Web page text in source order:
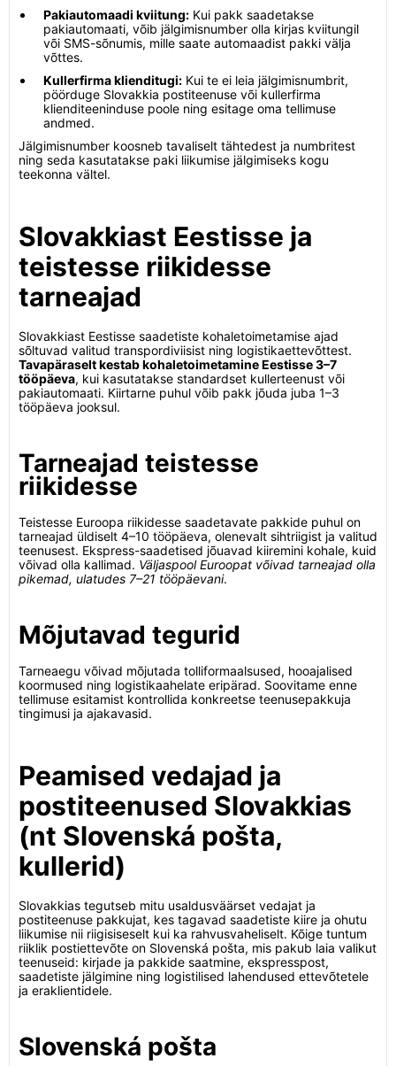
Pakiautomaadi kviitung: Kui pakk saadetakse
pakiautomaati, võib jälgimisnumber olla kirjas kviitungil
või SMS-sõnumis, mille saate automaadist pakki välja
võttes.
Kullerfirma klienditugi: Kui te ei leia jälgimisnumbrit,
pöörduge Slovakkia postiteenuse või kullerfirma
klienditeeninduse poole ning esitage oma tellimuse
andmed.
Jälgimisnumber koosneb tavaliselt tähtedest ja numbritest
ning seda kasutatakse paki liikumise jälgimiseks kogu
teekonna vältel.
Slovakkiast Eestisse ja
teistesse riikidesse
tarneajad
Slovakkiast Eestisse saadetiste kohaletoimetamise ajad
sõltuvad valitud transpordiviisist ning logistikaettevõttest.
Tavapäraselt kestab kohaletoimetamine Eestisse 3–7
tööpäeva, kui kasutatakse standardset kullerteenust või
pakiautomaati. Kiirtarne puhul võib pakk jõuda juba 1–3
tööpäeva jooksul.
Tarneajad teistesse
riikidesse
Teistesse Euroopa riikidesse saadetavate pakkide puhul on
tarneajad üldiselt 4–10 tööpäeva, olenevalt sihtriigist ja valitud
teenusest. Ekspress-saadetised jõuavad kiiremini kohale, kuid
võivad olla kallimad. Väljaspool Euroopat võivad tarneajad olla
pikemad, ulatudes 7–21 tööpäevani.
Mõjutavad tegurid
Tarneaegu võivad mõjutada tolliformaalsused, hooajalised
koormused ning logistikaahelate eripärad. Soovitame enne
tellimuse esitamist kontrollida konkreetse teenusepakkuja
tingimusi ja ajakavasid.
Peamised vedajad ja
postiteenused Slovakkias
(nt Slovenská pošta,
kullerid)
Slovakkias tegutseb mitu usaldusväärset vedajat ja
postiteenuse pakkujat, kes tagavad saadetiste kiire ja ohutu
liikumise nii riigisiseselt kui ka rahvusvaheliselt. Kõige tuntum
riiklik postiettevõte on Slovenská pošta, mis pakub laia valikut
teenuseid: kirjade ja pakkide saatmine, ekspresspost,
saadetiste jälgimine ning logistilised lahendused ettevõtetele
ja eraklientidele.
Slovenská pošta